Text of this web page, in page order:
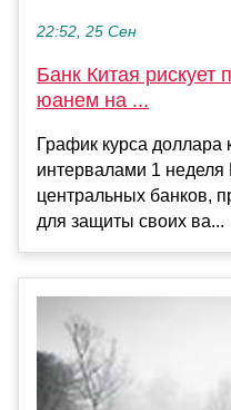
22:52, 25 Сен
Банк Китая рискует
юанем на ...
График курса
интервалами 1 неделя
центральных банков,
для защиты своих ва...